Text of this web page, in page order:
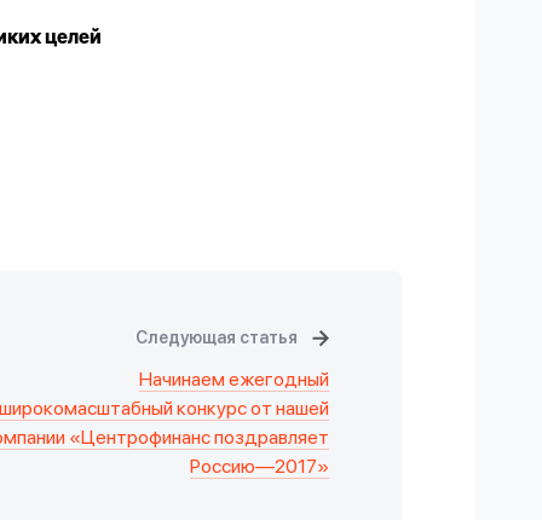
целей
Следующая статья
Начинаем ежегодный
широкомасштабный конкурс от нашей
«Центрофинанс поздравляет
Россию—2017»